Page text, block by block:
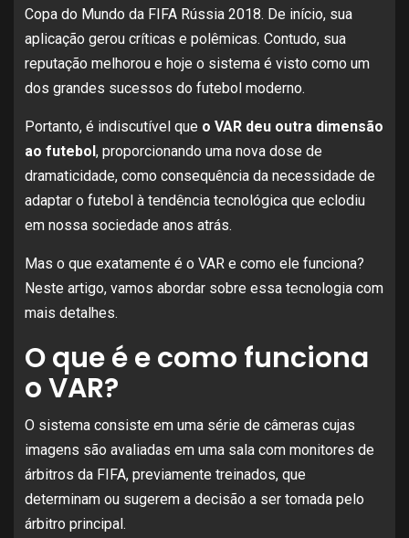
Copa do Mundo da FIFA Rússia 2018. De início, sua
aplicação gerou críticas e polêmicas. Contudo, sua
reputação melhorou e hoje o sistema é visto como um
dos grandes sucessos do futebol moderno.
Portanto, é indiscutível que o VAR deu outra dimensão
ao futebol , proporcionando uma nova dose de
dramaticidade, como consequência da necessidade de
adaptar o futebol à tendência tecnológica que eclodiu
em nossa sociedade anos atrás.
Mas o que exatamente é o VAR e como ele funciona?
Neste artigo, vamos abordar sobre essa tecnologia com
mais detalhes.
O que é e como funciona
o VAR?
O sistema consiste em uma série de câmeras cujas
imagens são avaliadas em uma sala com monitores de
árbitros da FIFA, previamente treinados, que
determinam ou sugerem a decisão a ser tomada pelo
árbitro principal.